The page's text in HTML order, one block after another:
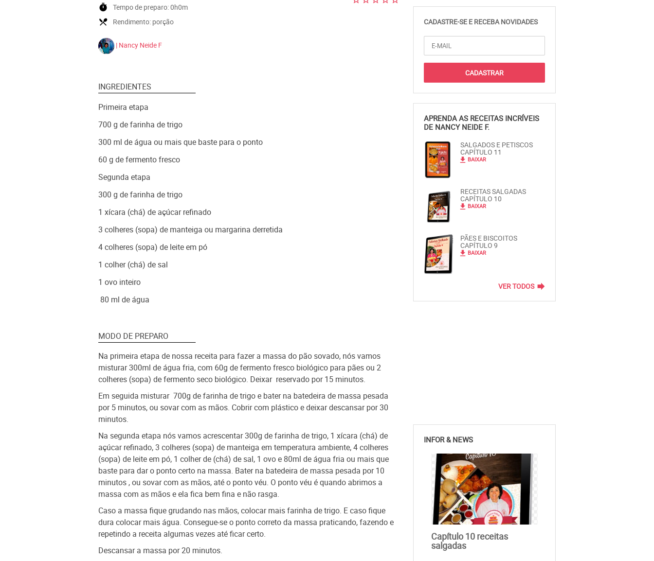
timer Tempo de preparo:0h0m
local_dining Rendimento: porção
| Nancy Neide F
INGREDIENTES
Primeira etapa
700 g de farinha de trigo
300 ml de água ou mais que baste para o ponto
60 g de fermento fresco
Segunda etapa
300 g de farinha de trigo
1 xícara (chá) de açúcar refinado
3 colheres (sopa) de manteiga ou margarina derretida
4 colheres (sopa) de leite em pó
1 colher (chá) de sal
1 ovo inteiro
80 ml de água
MODO DE PREPARO
Na primeira etapa de nossa receita para fazer a massa do pão sovado, nós vamos
misturar 300ml de água fria, com 60g de fermento fresco biológico para pães ou 2
colheres (sopa) de fermento seco biológico. Deixar reservado por 15 minutos.
Em seguida misturar 700g de farinha de trigo e bater na batedeira de massa pesada
por 5 minutos, ou sovar com as mãos. Cobrir com plástico e deixar descansar por 30
minutos.
Na segunda etapa nós vamos acrescentar 300g de farinha de trigo, 1 xícara (chá) de
açúcar refinado, 3 colheres (sopa) de manteiga em temperatura ambiente, 4 colheres
(sopa) de leite em pó, 1 colher de (chá) de sal, 1 ovo e 80ml de água fria ou mais que
baste para dar o ponto certo na massa. Bater na batedeira de massa pesada por 10
minutos , ou sovar com as mãos, até o ponto véu. O ponto véu é quando abrimos a
massa com as mãos e ela fica bem fina e não rasga.
Caso a massa fique grudando nas mãos, colocar mais farinha de trigo. E caso fique
dura colocar mais água. Consegue-se o ponto correto da massa praticando, fazendo e
repetindo a receita algumas vezes até ficar certo.
Descansar a massa por 20 minutos.
CADASTRE-SE E RECEBA NOVIDADES
APRENDA AS RECEITAS INCRÍVEIS
DE NANCY NEIDE F.
SALGADOS E PETISCOS
CAPÍTULO 11
file_download BAIXAR
RECEITAS SALGADAS
CAPÍTULO 10
file_download BAIXAR
PÃES E BISCOITOS
CAPÍTULO 9
file_download BAIXAR
VER TODOS forward
INFOR & NEWS
Capítulo 10 receitas
salgadas